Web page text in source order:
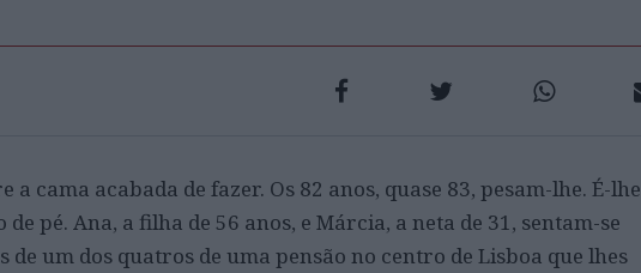
cama acabada de fazer. Os 82 anos, quase 83, pesam-lhe. É-lhe
pé. Ana, a filha de 56 anos, e Márcia, a neta de 31, sentam-se
de um dos quatros de uma pensão no centro de Lisboa que lhes